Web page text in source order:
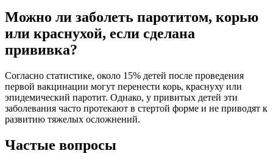
Можно ли заболеть паротитом, корью
или краснухой, если сделана
прививка?
Согласно статистике, около 15% детей после проведения
первой вакцинации могут перенести корь, краснуху или
эпидемический паротит. Однако, у привитых детей эти
заболевания часто протекают в стертой форме и не приводят к
развитию тяжелых осложнений.
Частые вопросы